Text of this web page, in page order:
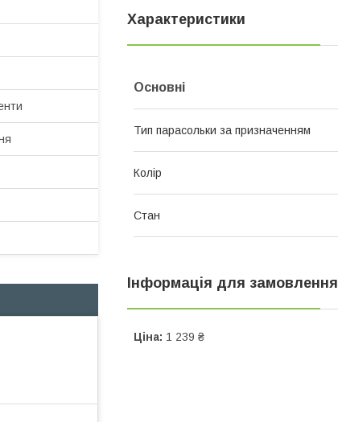
Характеристики
Основні
Тип парасольки за призначенням
Колір
Стан
Інформація для замовлення
Ціна: 1 239 ₴